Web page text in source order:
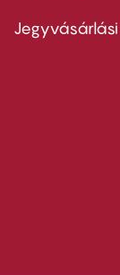
second